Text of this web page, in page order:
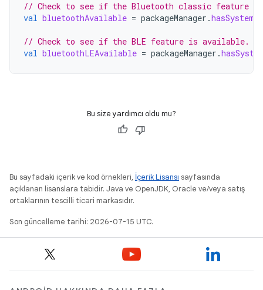
// Check to see if the Bluetooth classic feature
val bluetoothAvailable = packageManager .
// Check to see if the BLE feature is available.
val bluetoothLEAvailable = packageManager .
Bu size yardımcı oldu mu?
Bu sayfadaki içerik ve kod örnekleri, İçerik Lisansı sayfasında
açıklanan lisanslara tabidir. Java ve OpenJDK, Oracle ve/veya satış
ortaklarının tescilli ticari markasıdır.
Son güncelleme tarihi: 2026-07-15 UTC.